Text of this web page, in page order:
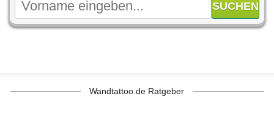
Wandtattoo.de Ratgeber